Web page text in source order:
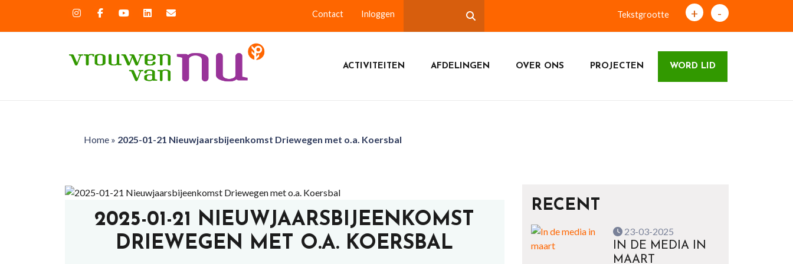
Contact Inloggen Tekstgrootte + -
ACTIVITEITEN AFDELINGEN OVER ONS PROJECTEN WORD LID
Home» 2025-01-21 Nieuwjaarsbijeenkomst Driewegen met o.a. Koersbal
2025-01-21 NIEUWJAARSBIJEENKOMST
DRIEWEGEN MET O.A. KOERSBAL
RECENT
23-03-2025
IN DE MEDIA IN
MAART